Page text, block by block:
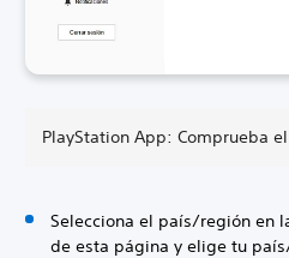
PlayStation App: Comprueba
Selecciona el país/región en
de esta página y elige tu